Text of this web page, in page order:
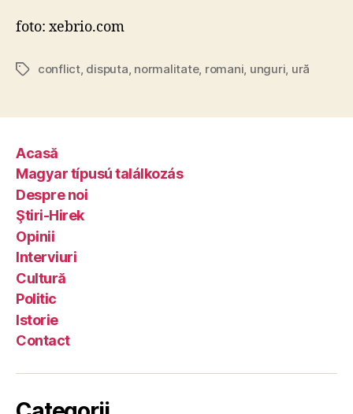
foto: xebrio.com
Tagsconflict, disputa, normalitate, romani, unguri, ură
Acasă
Magyar típusú találkozás
Despre noi
Ştiri-Hirek
Opinii
Interviuri
Cultură
Politic
Istorie
Contact